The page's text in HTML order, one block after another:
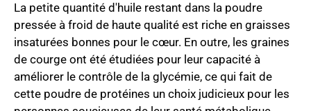
La petite quantité d'huile restant dans la poudre
pressée à froid de haute qualité est riche en graisses
insaturées bonnes pour le cœur. En outre, les graines
de courge ont été étudiées pour leur capacité à
améliorer le contrôle de la glycémie, ce qui fait de
cette poudre de protéines un choix judicieux pour les